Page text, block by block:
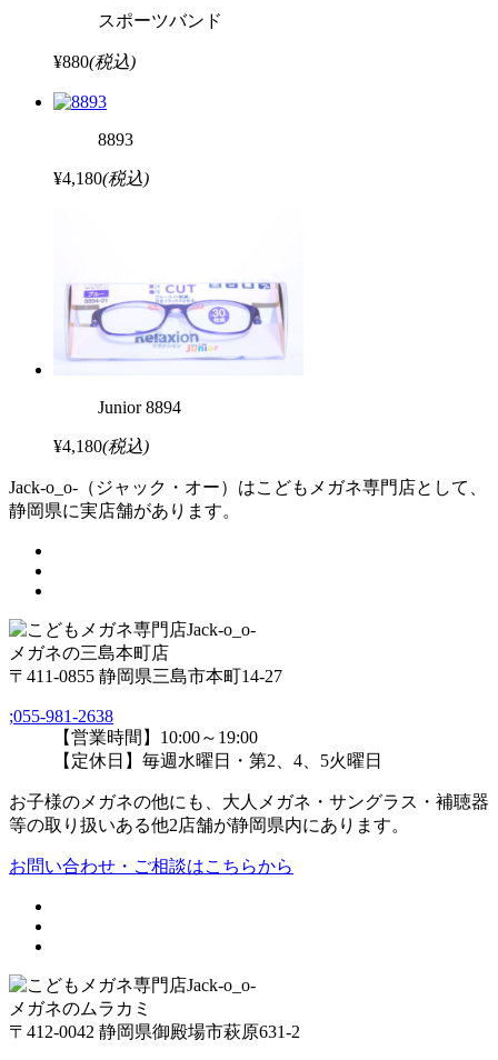
スポーツバンド
¥880(税込)
8893
¥4,180(税込)
Junior 8894
¥4,180(税込)
Jack-o_o-（ジャック・オー）はこどもメガネ専門店として、
静岡県に実店舗があります。
メガネの三島本町店
〒411-0855 静岡県三島市本町14-27
;055-981-2638
【営業時間】10:00～19:00
【定休日】毎週水曜日・第2、4、5火曜日
お子様のメガネの他にも、大人メガネ・サングラス・補聴器
等の取り扱いある他2店舗が静岡県内にあります。
お問い合わせ・ご相談はこちらから
メガネのムラカミ
〒412-0042 静岡県御殿場市萩原631-2